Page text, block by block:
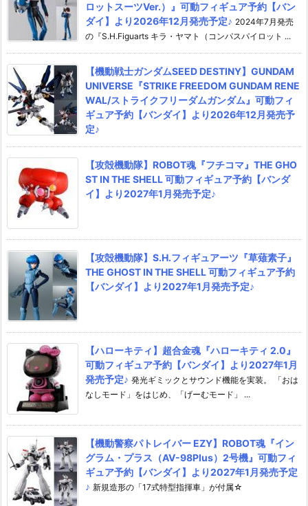
ロットスーツVer.）』可動フィギュア予約【バン
ダイ】より2026年12月発売予定♪ 2024年7月発売
の『S.H.Figuarts キラ・ヤマト（コンパスパイロット ...
【機動戦士ガンダムSEED DESTINY】GUNDAM
UNIVERSE『STRIKE FREEDOM GUNDAM RENE
WAL/ストライクフリーダムガンダム』可動フィ
ギュア予約【バンダイ】より2026年12月発売予
定♪
【攻殻機動隊】ROBOT魂『フチコマ』THE GHO
ST IN THE SHELL 可動フィギュア予約【バンダ
イ】より2027年1月発売予定♪
【攻殻機動隊】S.H.フィギュアーツ『草薙素子』
THE GHOST IN THE SHELL 可動フィギュア予約
【バンダイ】より2027年1月発売予定♪
【ハローキティ】超合金魂『ハローキティ 2.0』
可動フィギュア予約【バンダイ】より2027年1月
発売予定♪ 発光ギミックとサウンド機能を実装。 「おは
なしモード」をはじめ、「げーむモード」 ...
【機動警察パトレイバー EZY】ROBOT魂『イン
グラム・プラス（AV-98Plus）2号機』可動フィ
ギュア予約【バンダイ】より2027年1月発売予定
♪ 新規造形の「17式特型指揮車」が付属☆